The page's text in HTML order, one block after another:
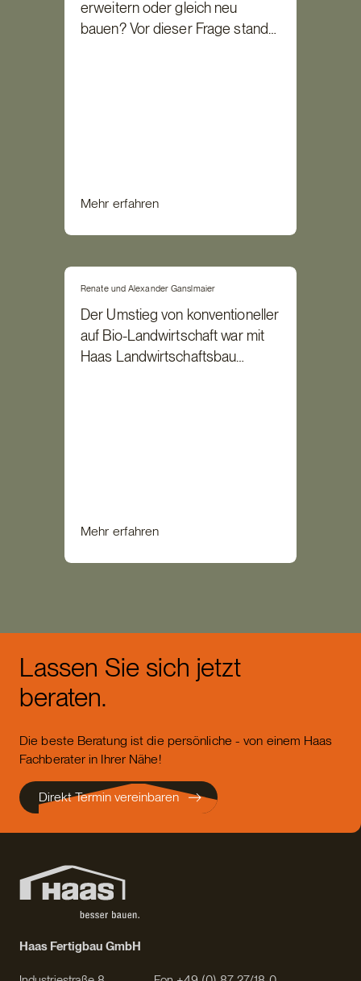
erweitern oder gleich neu
bauen? Vor dieser Frage stand
Mehr erfahren
Renate und Alexander Ganslmaier
Der Umstieg von konventioneller
auf Bio-Landwirtschaft war mit
Haas Landwirtschaftsbau
Mehr erfahren
Lassen Sie sich jetzt
beraten.
Die beste Beratung ist die persönliche - von einem Haas
Fachberater in Ihrer Nähe!
Direkt Termin vereinbaren
Haas Fertigbau GmbH